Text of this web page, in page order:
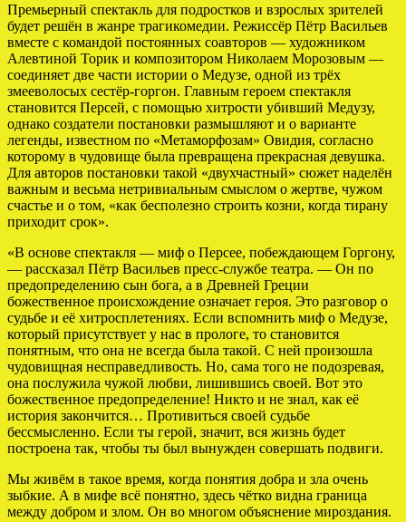
Премьерный спектакль для подростков и взрослых зрителей
будет решён в жанре трагикомедии. Режиссёр Пётр Васильев
вместе с командой постоянных соавторов — художником
Алевтиной Торик и композитором Николаем Морозовым —
соединяет две части истории о Медузе, одной из трёх
змееволосых сестёр-горгон. Главным героем спектакля
становится Персей, с помощью хитрости убивший Медузу,
однако создатели постановки размышляют и о варианте
легенды, известном по «Метаморфозам» Овидия, согласно
которому в чудовище была превращена прекрасная девушка.
Для авторов постановки такой «двухчастный» сюжет наделён
важным и весьма нетривиальным смыслом о жертве, чужом
счастье и о том, «как бесполезно строить козни, когда тирану
приходит срок».
«В основе спектакля — миф о Персее, побеждающем Горгону,
— рассказал Пётр Васильев пресс-службе театра. — Он по
предопределению сын бога, а в Древней Греции
божественное происхождение означает героя. Это разговор о
судьбе и её хитросплетениях. Если вспомнить миф о Медузе,
который присутствует у нас в прологе, то становится
понятным, что она не всегда была такой. С ней произошла
чудовищная несправедливость. Но, сама того не подозревая,
она послужила чужой любви, лишившись своей. Вот это
божественное предопределение! Никто и не знал, как её
история закончится… Противиться своей судьбе
бессмысленно. Если ты герой, значит, вся жизнь будет
построена так, чтобы ты был вынужден совершать подвиги.
Мы живём в такое время, когда понятия добра и зла очень
зыбкие. А в мифе всё понятно, здесь чётко видна граница
между добром и злом. Он во многом объяснение мироздания.